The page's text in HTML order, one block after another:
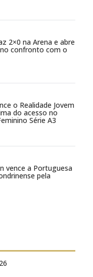
2×0 na Arena e abre
confronto com o
o Realidade Jovem
do acesso no
Série A3
vence a Portuguesa
pela